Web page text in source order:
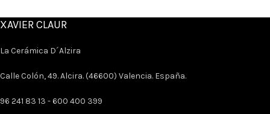
XAVIER CLAUR
La Cerámica D´Alzira
Calle Colón, 49. Alcira. (46600) Valencia. España.
96 241 83 13 -600 400 399